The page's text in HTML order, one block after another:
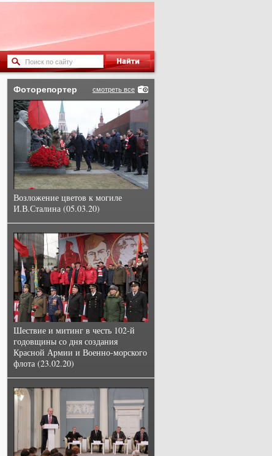
смотреть все
Фоторепортер
Возложение цветов к могиле
И.В.Сталина (05.03.20)
Шествие и митинг в честь 102-й
годовщины со дня создания
Красной Армии и Военно-морского
флота (23.02.20)